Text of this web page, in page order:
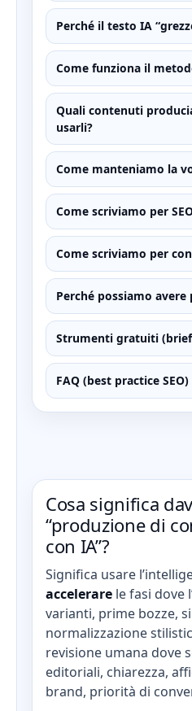
Perché il testo IA
Come funziona il
Quali contenuti
usarli?
Come manteniamo la
Come scriviamo per
Come scriviamo per
Perché possiamo
Strumenti gratuiti
FAQ (best practice SEO)
Cosa significa
“produzione di
con IA”?
Significa usare
accelerare le fasi dove
varianti, prime bozze,
normalizzazione
revisione umana dove
editoriali, chiarezza,
brand, priorità di